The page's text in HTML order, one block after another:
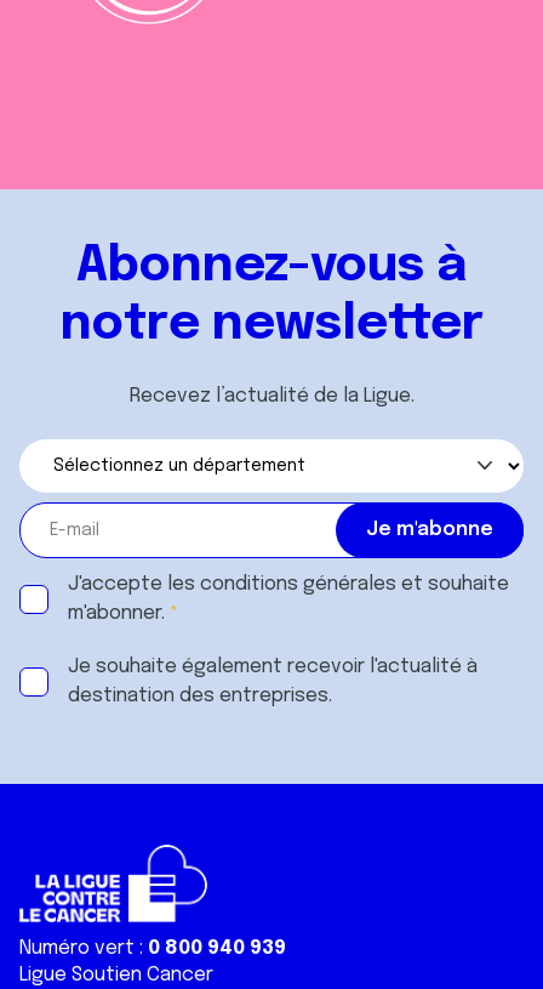
Abonnez-vous à
notre newsletter
Recevez l’actualité de la Ligue.
J'accepte les conditions générales et souhaite
m'abonner.
Je souhaite également recevoir l'actualité à
destination des entreprises.
Numéro vert : 0 800 940 939
Ligue Soutien Cancer